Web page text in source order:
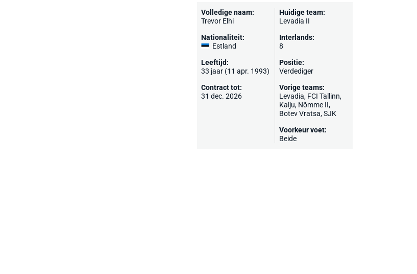
Volledige naam:
Trevor Elhi
Nationaliteit:
Estland
Leeftijd:
33 jaar (11 apr. 1993)
Contract tot:
31 dec. 2026
Huidige team:
Levadia II
Interlands:
8
Positie:
Verdediger
Vorige teams:
Levadia, FCI Tallinn,
Kalju, Nõmme II,
Botev Vratsa,SJK
Voorkeur voet:
Beide